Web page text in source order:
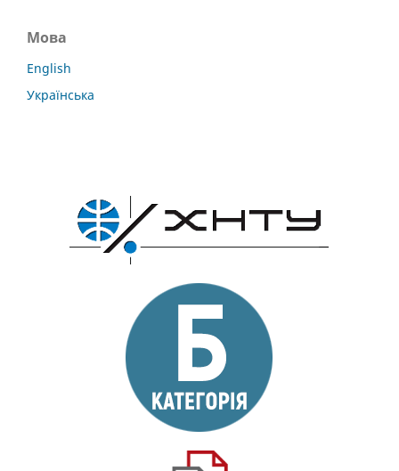
Мова
English
Українська